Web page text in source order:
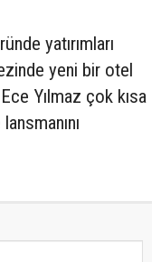
yatırımları
yeni bir otel
Yılmaz çok kısa